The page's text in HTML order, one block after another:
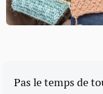
Pas le temps de